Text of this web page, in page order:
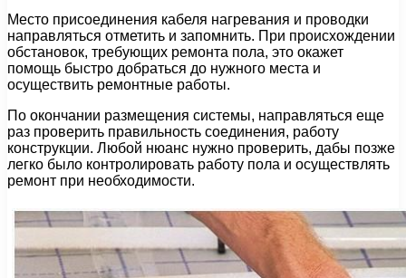
Место присоединения кабеля нагревания и проводки
направляться отметить и запомнить. При происхождении
обстановок, требующих ремонта пола, это окажет
помощь быстро добраться до нужного места и
осуществить ремонтные работы.
По окончании размещения системы, направляться еще
раз проверить правильность соединения, работу
конструкции. Любой нюанс нужно проверить, дабы позже
легко было контролировать работу пола и осуществлять
ремонт при необходимости.